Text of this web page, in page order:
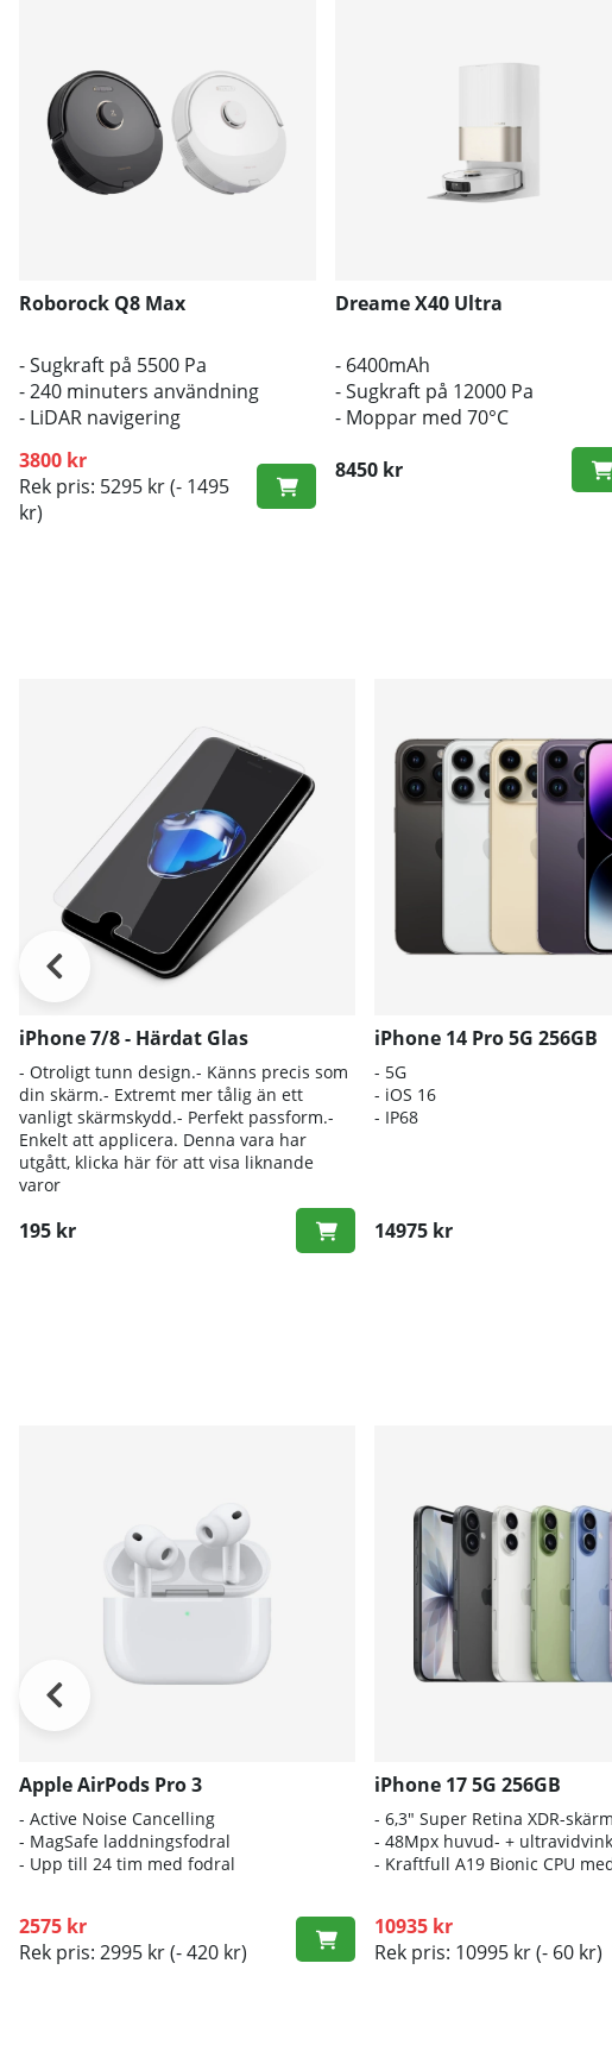
Roborock Q8 Max
- Sugkraft på 5500 Pa
- 240 minuters användning
- LiDAR navigering
3800 kr
Rek pris: 5295 kr(- 1495
kr)
Dreame X40 Ultra
- 6400mAh
- Sugkraft på 12000 Pa
- Moppar med 70°C
8450 kr
iPhone 7/8 - Härdat Glas
- Otroligt tunn design.- Känns precis som
din skärm.- Extremt mer tålig än ett
vanligt skärmskydd.- Perfekt passform.-
Enkelt att applicera. Denna vara har
utgått, klicka här för att visa liknande
varor
195 kr
iPhone 14 Pro 5G 256GB
- 5G
- iOS 16
- IP68
14975 kr
Apple AirPods Pro 3
- Active Noise Cancelling
- MagSafe laddningsfodral
- Upp till 24 tim med fodral
2575 kr
Rek pris: 2995 kr(- 420 kr)
iPhone 17 5G 256GB
- 6,3" Super Retina XDR-skärm
- 48Mpx huvud- +
- Kraftfull A19 Bionic CPU
10935 kr
Rek pris: 10995 kr(- 60 kr)